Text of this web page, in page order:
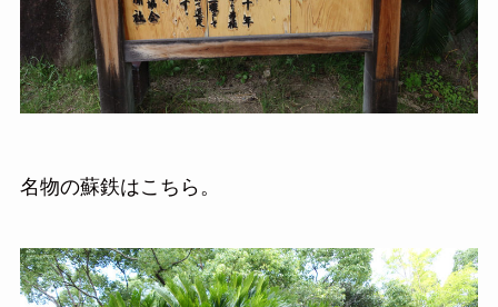
名物の蘇鉄はこちら。